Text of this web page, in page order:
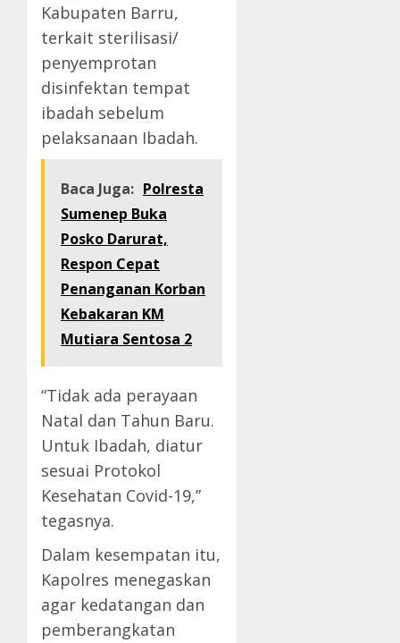
Kabupaten Barru,
terkait sterilisasi/
penyemprotan
disinfektan tempat
ibadah sebelum
pelaksanaan Ibadah.
Baca Juga: Polresta
Sumenep Buka
Posko Darurat,
Respon Cepat
Penanganan Korban
Kebakaran KM
Mutiara Sentosa 2
“Tidak ada perayaan
Natal dan Tahun Baru.
Untuk Ibadah, diatur
sesuai Protokol
Kesehatan Covid-19,”
tegasnya.
Dalam kesempatan itu,
Kapolres menegaskan
agar kedatangan dan
pemberangkatan